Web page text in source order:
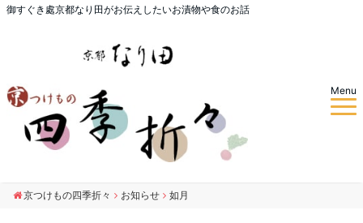
御すぐき處京都なり田がお伝えしたいお漬物や食のお話
Menu
京つけもの四季折々 お知らせ 如月